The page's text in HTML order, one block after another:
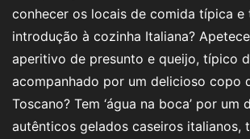
conhecer os locais de comida típica e
introdução à cozinha Italiana?
aperitivo de presunto e queijo, típico
acompanhado por um delicioso copo
Toscano? Tem ‘água na boca’ por um
autênticos gelados caseiros italianos,